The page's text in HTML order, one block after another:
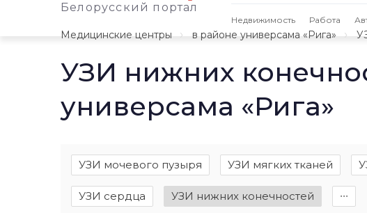
Белорусский портал
Недвижимость Работа
Медицинские центры
в районе универсама «Рига»
УЗИ нижних
универсама «Рига»
УЗИ мочевого пузыря УЗИ мягких тканей
УЗИ сердца УЗИ нижних конечностей ∙∙∙